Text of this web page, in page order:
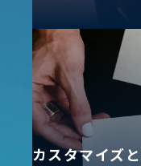
カスタマイズ